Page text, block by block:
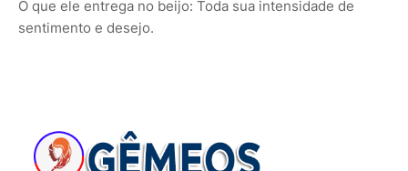
O que ele entrega no beijo: Toda sua intensidade de
sentimento e desejo.